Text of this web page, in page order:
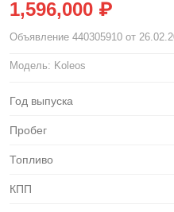
1,596,000 ₽
Объявление 440305910 от
Модель: Koleos
Год выпуска
Пробег
Топливо
КПП